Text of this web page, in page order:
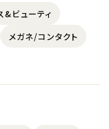
&ビューティ
メガネ/コンタクト